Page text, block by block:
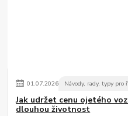
01.07.2026 Návody, rady, typy
Jak udržet cenu ojetého
dlouhou životnost